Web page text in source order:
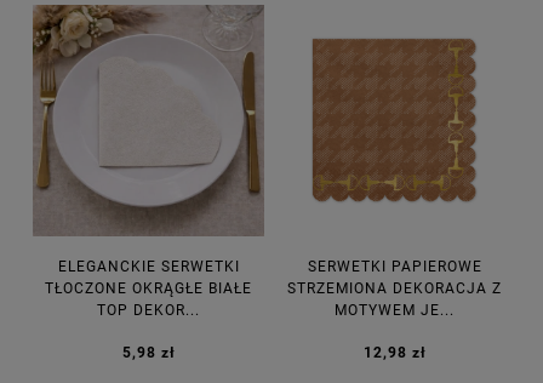
ELEGANCKIE SERWETKI
TŁOCZONE OKRĄGŁE BIAŁE
TOP DEKOR...
5,98 zł
SERWETKI PAPIEROWE
STRZEMIONA DEKORACJA Z
MOTYWEM JE...
12,98 zł